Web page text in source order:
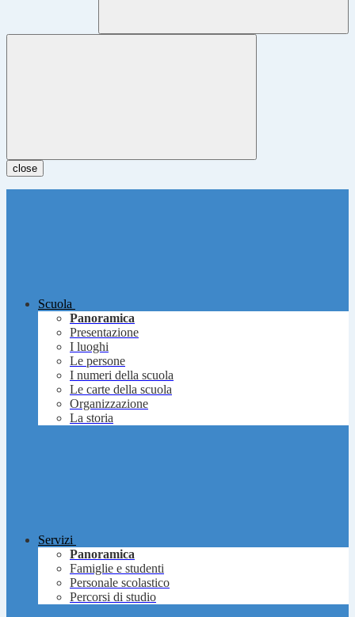
close
Scuola
Panoramica
Presentazione
I luoghi
Le persone
I numeri della scuola
Le carte della scuola
Organizzazione
La storia
Servizi
Panoramica
Famiglie e studenti
Personale scolastico
Percorsi di studio